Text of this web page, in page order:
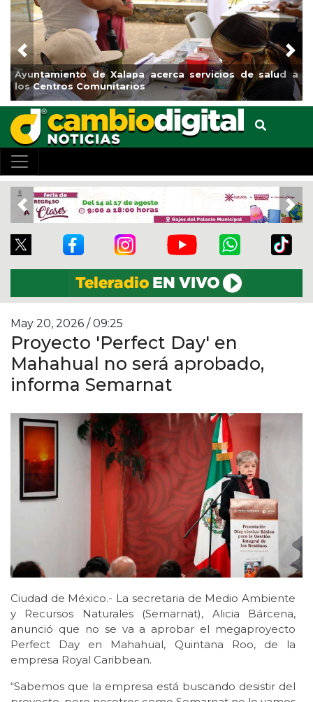
Ayuntamiento de Xalapa acerca servicios de salud a
los Centros Comunitarios
Previous
Previous
May 20, 2026 / 09:25
Proyecto 'Perfect Day' en
Mahahual no será aprobado,
informa Semarnat
Ciudad de México.- La secretaria de Medio Ambiente
y Recursos Naturales (Semarnat), Alicia Bárcena,
anunció que no se va a aprobar el megaproyecto
Perfect Day en Mahahual, Quintana Roo, de la
empresa Royal Caribbean.
“Sabemos que la empresa está buscando desistir del